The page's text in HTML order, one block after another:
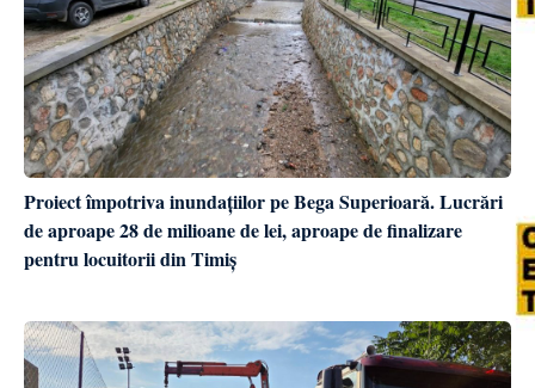
Proiect împotriva inundațiilor pe Bega Superioară. Lucrări
de aproape 28 de milioane de lei, aproape de finalizare
pentru locuitorii din Timiș